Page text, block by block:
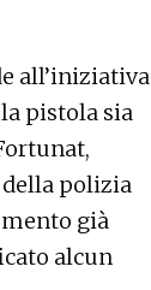
all’iniziativa
pistola sia
della polizia
già
alcun